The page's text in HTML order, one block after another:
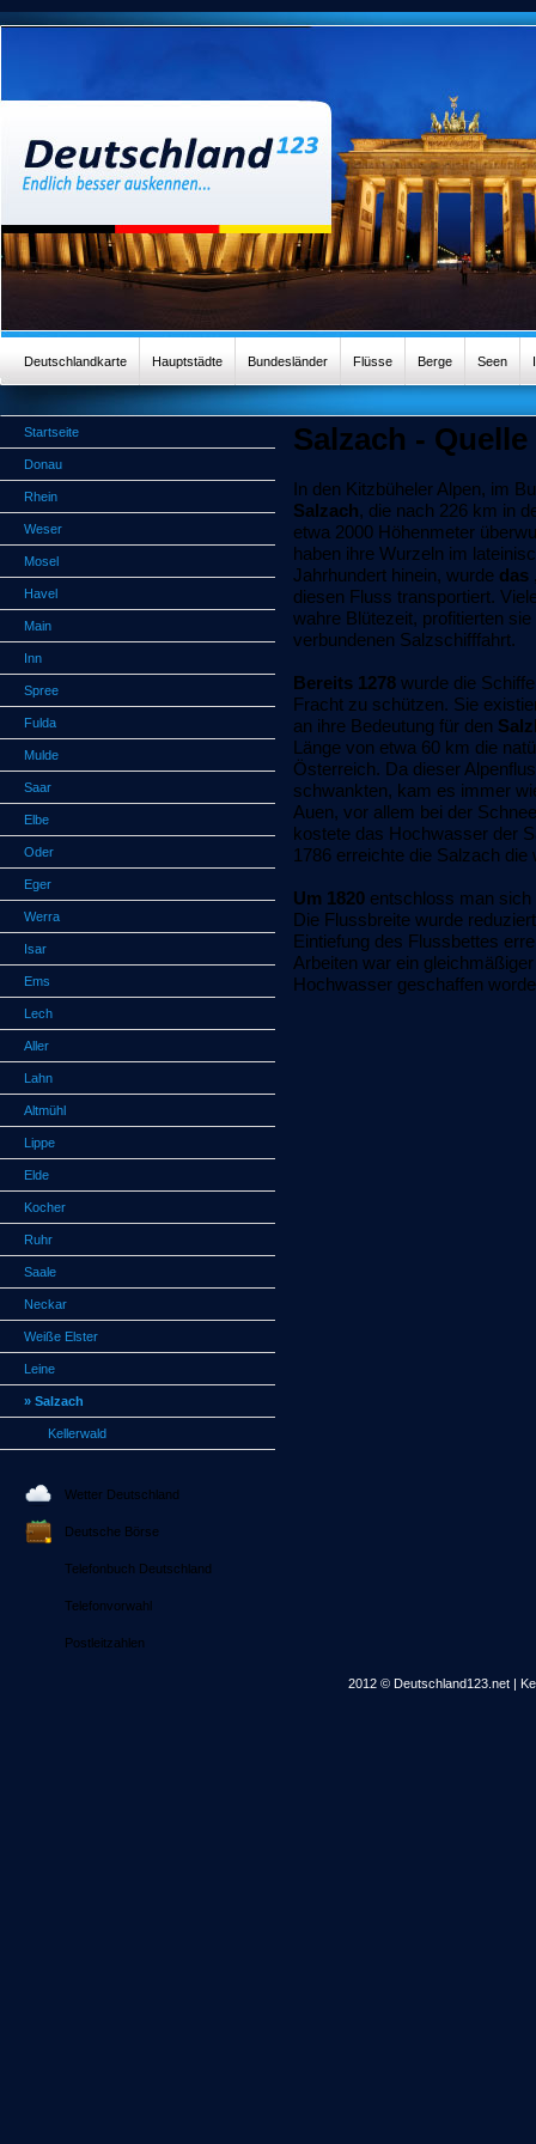
Deutschlandkarte Hauptstädte Bundesländer Flüsse Berge Seen
Startseite
Donau
Rhein
Weser
Mosel
Havel
Main
Inn
Spree
Fulda
Mulde
Saar
Elbe
Oder
Eger
Werra
Isar
Ems
Lech
Aller
Lahn
Altmühl
Lippe
Elde
Kocher
Ruhr
Saale
Neckar
Weiße Elster
Leine
» Salzach
Kellerwald
Wetter Deutschland
Deutsche Börse
Telefonbuch Deutschland
Telefonvorwahl
Postleitzahlen
Salzach -
In den Kitzbüheler Alpen, im
Salzach, die nach 226 km in
etwa 2000 Höhenmeter
haben ihre Wurzeln im
Jahrhundert hinein, wurde das
diesen Fluss transportiert.
wahre Blütezeit, profitierten
verbundenen Salzschifffahrt.
Bereits 1278 wurde die
Fracht zu schützen. Sie
an ihre Bedeutung für den
Länge von etwa 60 km die
Österreich. Da dieser
schwankten, kam es immer
Auen, vor allem bei der
kostete das Hochwasser der
1786 erreichte die Salzach
Um 1820 entschloss man
Die Flussbreite wurde
Eintiefung des Flussbettes
Arbeiten war ein
Hochwasser geschaffen
2012 © Deutschland123.net |